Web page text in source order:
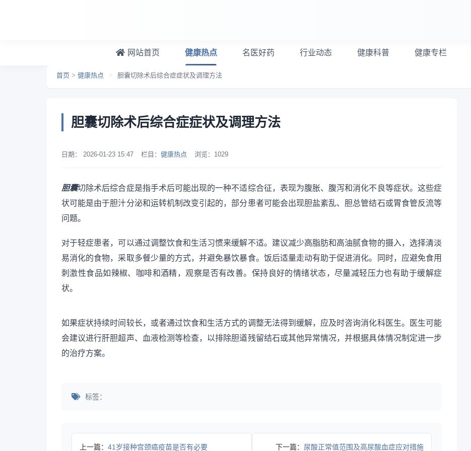
网站首页 健康热点 名医好药 行业动态 健康科普 健康专栏
首页 > 健康热点 > 胆囊切除术后综合症症状及调理方法
胆囊切除术后综合症症状及调理方法
日期： 2026-01-23 15:47 栏目： 健康热点 浏览： 1029
胆囊切除术后综合症是指手术后可能出现的一种不适综合征，表现为腹胀、腹泻和消化不良等症状。这些症
状可能是由于胆汁分泌和运转机制改变引起的，部分患者可能会出现胆盐紊乱、胆总管结石或胃食管反流等
问题。
对于轻症患者，可以通过调整饮食和生活习惯来缓解不适。建议减少高脂肪和高油腻食物的摄入，选择清淡
易消化的食物，采取多餐少量的方式，并避免暴饮暴食。饭后适量走动有助于促进消化。同时，应避免食用
刺激性食品如辣椒、咖啡和酒精，观察是否有改善。保持良好的情绪状态，尽量减轻压力也有助于缓解症
状。
如果症状持续时间较长，或者通过饮食和生活方式的调整无法得到缓解，应及时咨询消化科医生。医生可能
会建议进行肝胆超声、血液检测等检查，以排除胆道残留结石或其他异常情况，并根据具体情况制定进一步
的治疗方案。
标签：
上一篇： 41岁接种宫颈癌疫苗是否有必要 下一篇： 尿酸正常值范围及高尿酸血症应对措施